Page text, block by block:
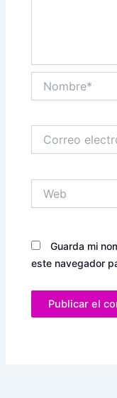
electrónico*
Guarda mi
este navegador